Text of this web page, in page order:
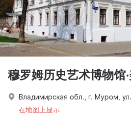
穆罗姆历史艺术博物馆
Владимирская обл., г. Муром,
在地图上显示